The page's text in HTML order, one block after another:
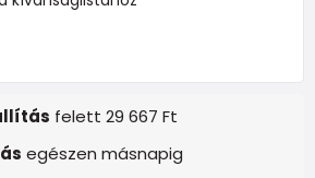
felett 29 667 Ft
egészen másnapig